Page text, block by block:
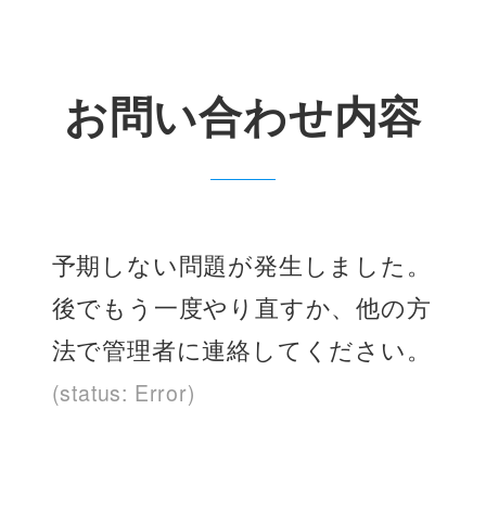
お問い合わせ内容
予期しない問題が発生しました。
後でもう一度やり直すか、他の方
法で管理者に連絡してください。
(status: Error)